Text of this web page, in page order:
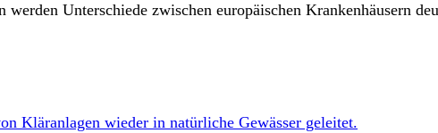
Unterschiede zwischen europäischen Krankenhäusern